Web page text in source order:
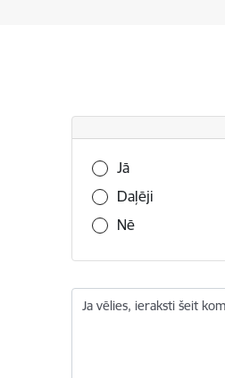
Vai šī informācija
Jā
Daļēji
Nē
Ja vēlies, ieraksti šeit